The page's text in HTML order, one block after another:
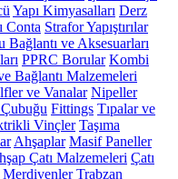
Yapı Kimyasalları Derz
Conta Strafor Yapıştırılar
Bağlantı ve Aksesuarları
PPRC Borular Kombi
Bağlantı Malzemeleri
ve Vanalar Nipeller
Fittings Tıpalar ve
Vinçler Taşıma
Ahşaplar Masif Paneller
Çatı Malzemeleri Çatı
Merdivenler Trabzan